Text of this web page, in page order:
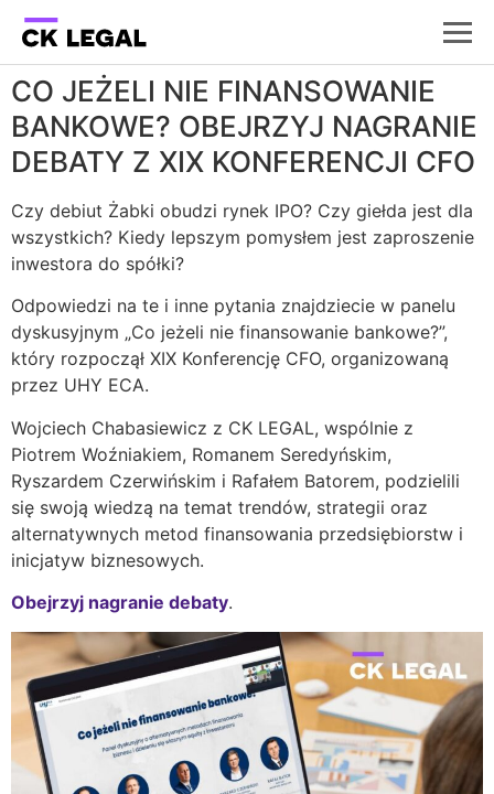
CO JEŻELI NIE FINANSOWANIE
BANKOWE? OBEJRZYJ NAGRANIE
DEBATY Z XIX KONFERENCJI CFO
Czy debiut Żabki obudzi rynek IPO? Czy giełda jest dla
wszystkich? Kiedy lepszym pomysłem jest zaproszenie
inwestora do spółki?
Odpowiedzi na te i inne pytania znajdziecie w panelu
dyskusyjnym „Co jeżeli nie finansowanie bankowe?”,
który rozpoczął XIX Konferencję CFO, organizowaną
przez UHY ECA.
Wojciech Chabasiewicz z CK LEGAL, wspólnie z
Piotrem Woźniakiem, Romanem Seredyńskim,
Ryszardem Czerwińskim i Rafałem Batorem, podzielili
się swoją wiedzą na temat trendów, strategii oraz
alternatywnych metod finansowania przedsiębiorstw i
inicjatyw biznesowych.
Obejrzyj nagranie debaty.